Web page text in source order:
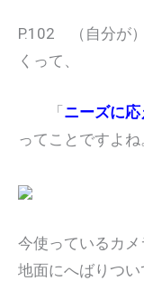
P.102 （自分が
くって、
「 ニーズに
ってことですよね
今使っているカ
地面にへばりつ